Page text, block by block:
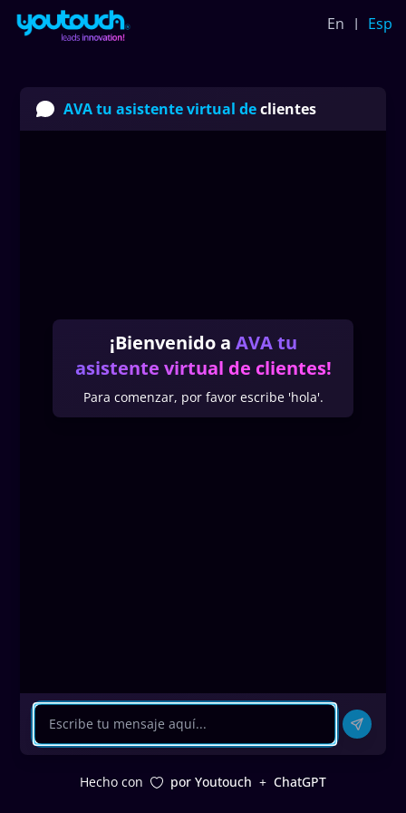
En Esp
AVA tu asistente virtual declientes
¡Bienvenido a AVA tu
asistente virtual de clientes!
Para comenzar, por favor escribe 'hola'.
Hecho con por Youtouch + ChatGPT